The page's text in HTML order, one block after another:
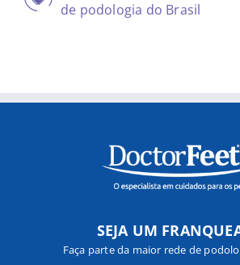
de podologia do Brasil
SEJA UM
Faça parte da maior rede de